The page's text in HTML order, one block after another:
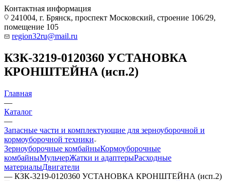
Контактная информация
241004, г. Брянск, проспект Московский, строение 106/29,
помещение 105
region32ru@mail.ru
КЗК-3219-0120360 УСТАНОВКА
КРОНШТЕЙНА (исп.2)
Главная
—
Каталог
—
Запасные части и комплектующие для зерноуборочной и
кормоуборочной техники
Зерноуборочные комбайныКормоуборочные
комбайныМульчерЖатки и адаптерыРасходные
материалыДвигатели
— КЗК-3219-0120360 УСТАНОВКА КРОНШТЕЙНА (исп.2)